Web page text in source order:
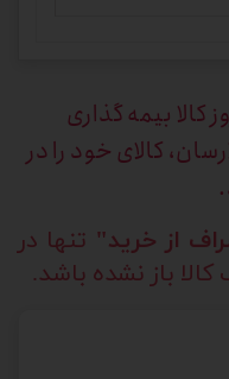
بیمه گذاری
کالای خود را در
از خرید" تنها در
باز نشده باشد.